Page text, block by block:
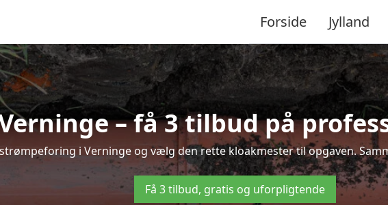
Forside Jylland
– få 3 tilbud på
i Verninge og vælg den rette kloakmester til opgaven.
Få 3 tilbud, gratis og uforpligtende